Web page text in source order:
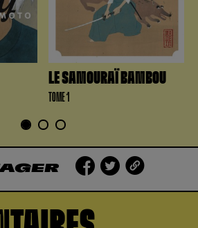
LE SAMOURAÏ BAMBOU
TOME 1
1 2 3